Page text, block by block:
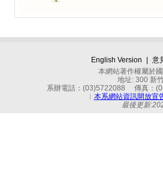
English Version
意
本網站著作權屬於
地址: 300 新
系辦電話：(03)5722088 傳真：
︱ 本系網站資訊開放宣
最後更新